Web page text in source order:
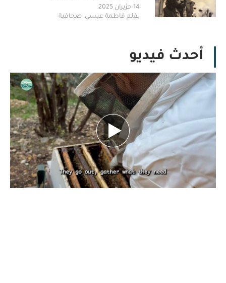
14 حزيران 2025
بقلم فاطمة عيسى، صحافية
أحدث فيديو